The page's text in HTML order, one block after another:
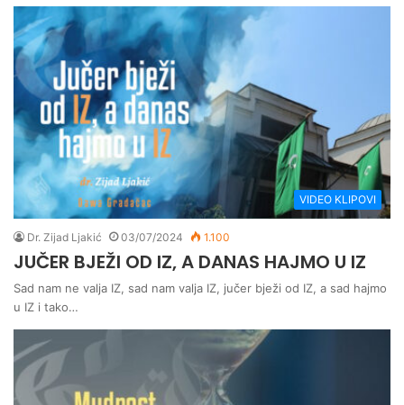
VIDEO KLIPOVI
Dr. Zijad Ljakić 03/07/2024 1.100
JUČER BJEŽI OD IZ, A DANAS HAJMO U IZ
Sad nam ne valja IZ, sad nam valja IZ, jučer bježi od IZ, a sad hajmo
u IZ i tako…